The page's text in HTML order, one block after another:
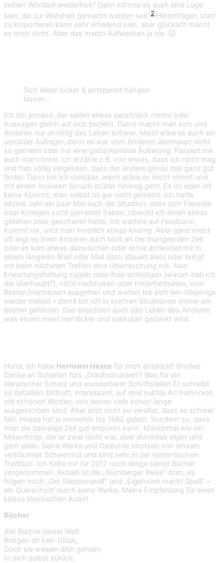
selben Wortlaut wiederholt? Dann könnte es auch eine Lüge
sein, die zur Wahrheit gemacht werden soll. [2] Hinterfragen statt
zu kolportieren kann sehr erhellend sein, aber glücklich macht
es mich nicht. Aber das macht Aufwecken ja nie. 😉
Sich lieber locker & entspannt hängen
lassen…
Ich bin jemand, der selten etwas persönlich nimmt oder
Aussagen gleich auf sich bezieht. Damit macht man sich und
Anderen nur unnötig das Leben schwer. Meist wäre es auch ein
unnützer Aufreger, denn es war vom Anderen überhaupt nicht
so gemeint oder nur eine gedankenlose Äußerung. Passiert mir
auch manchmal. Ich erzähle z.B. von etwas, dass ich nicht mag
und hab völlig vergessen, dass der andere genau das ganz gut
findet. Dann bin ich dankbar, wenn er/sie es leicht nimmt und
mit einem lockeren Spruch drüber hinweg geht. Es ist eben oft
keine Absicht, man selbst ist gar nicht gemeint. Ich hatte
letztes Jahr ein paar Mal auch die Situation, dass sich Freunde
oder Kollegen nicht gemeldet haben, obwohl ich ihnen etwas
geliehen oder geschenkt hatte. Ich wartete auf Feedback.
Kommt nix, wird man innerlich etwas knurrig. Aber ganz meist
oft liegt es beim Anderen auch bloß an der mangelnden Zeit
oder es kam etwas dazwischen oder er/sie antwortet mir in
einem längeren Brief oder Mail dazu (dauert also) oder bringt
mir beim nächsten Treffen eine Überraschung mit. Also
Erwartungshaltung zügeln oder ihrer entledigen (warum hab ich
die überhaupt?), nicht nachhaken oder hinterhertexten, vom
Besten/Harmlosen ausgehen und warten bis sich der-/diejenige
wieder meldet – damit bin ich in solchen Situationen immer am
besten gefahren. Das erleichtert auch das Leben des Anderen,
was einem meist viel dicker und subkutan gedankt wird.
Hurra, ich habe Hermann Hesse für mich entdeckt! Großes
Danke an Schatten fürs „Draufschubsen“! Was für ein
literarischer Schatz und wunderbarer Schriftsteller! Er schreibt
so detailliert bildhaft, interessant, auf eine subtile Art humorvoll,
mit schönen Worten, von denen viele schon lange
ausgestorben sind. Aber jetzt nicht so veraltet, dass es schwer
fällt. Hesse hat ja immerhin bis 1962 gelebt. Sondern so, dass
man die damalige Zeit gut erspüren kann. Manchmal wie ein
Misanthrop, der er zwar nicht war, aber durchaus eigen und
gern allein. Seine Werke und Gedichte strotzen von einsam
verträumter Schwermut und sind sehr in der romantischen
Tradition. Ich habe mir für 2017 noch einige seiner Bücher
vorgenommen. Aktuell ist die „Nürnberger Reise“ dran, es
folgen noch „Der Steppenwolf“ und „Eigensinn macht Spaß“ –
ein Querschnitt durch seine Werke. Meine Empfehlung für einen
klasse klassischen Autor!
Bücher
Alle Bücher dieser Welt
Bringen dir kein Glück,
Doch sie weisen dich geheim
In dich selbst zurück.